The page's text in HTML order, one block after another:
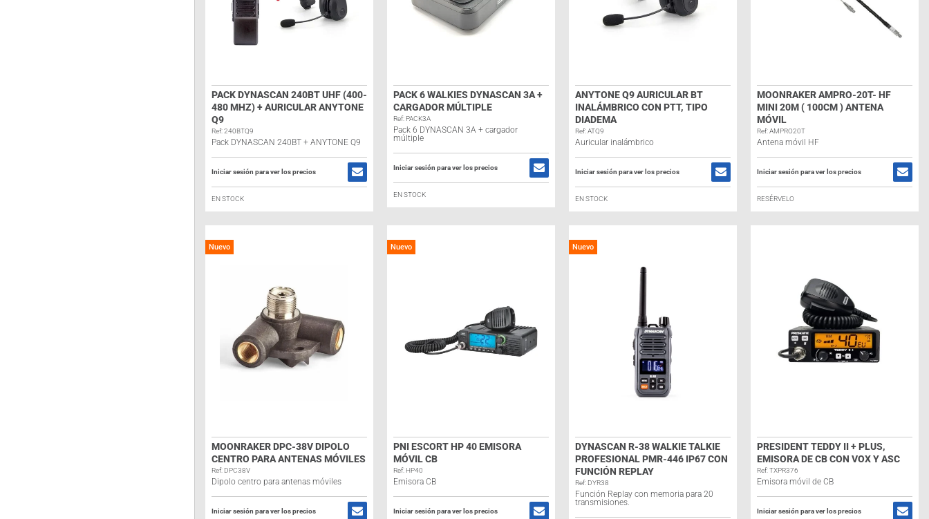
PACK DYNASCAN 240BT UHF (400-
480 MHZ) + AURICULAR ANYTONE
Q9
Ref: 240BTQ9
Pack DYNASCAN 240BT + ANYTONE Q9
Iniciar sesión para ver los precios
EN STOCK
PACK 6 WALKIES DYNASCAN 3A +
CARGADOR MÚLTIPLE
Ref: PACK3A
Pack 6 DYNASCAN 3A + cargador
múltiple
Iniciar sesión para ver los precios
EN STOCK
ANYTONE Q9 AURICULAR BT
INALÁMBRICO CON PTT, TIPO
DIADEMA
Ref: ATQ9
Auricular inalámbrico
Iniciar sesión para ver los precios
EN STOCK
MOONRAKER AMPRO-20T- HF
MINI 20M ( 100CM ) ANTENA
MÓVIL
Ref: AMPRO20T
Antena móvil HF
Iniciar sesión para ver los precios
RESÉRVELO
Nuevo
MOONRAKER DPC-38V DIPOLO
CENTRO PARA ANTENAS MÓVILES
Ref: DPC38V
Dipolo centro para antenas móviles
Iniciar sesión para ver los precios
Nuevo
PNI ESCORT HP 40 EMISORA
MÓVIL CB
Ref: HP40
Emisora CB
Iniciar sesión para ver los precios
Nuevo
DYNASCAN R-38 WALKIE TALKIE
PROFESIONAL PMR-446 IP67 CON
FUNCIÓN REPLAY
Ref: DYR38
Función Replay con memoria para 20
transmisiones.
PRESIDENT TEDDY II + PLUS,
EMISORA DE CB CON VOX Y ASC
Ref: TXPR376
Emisora móvil de CB
Iniciar sesión para ver los precios